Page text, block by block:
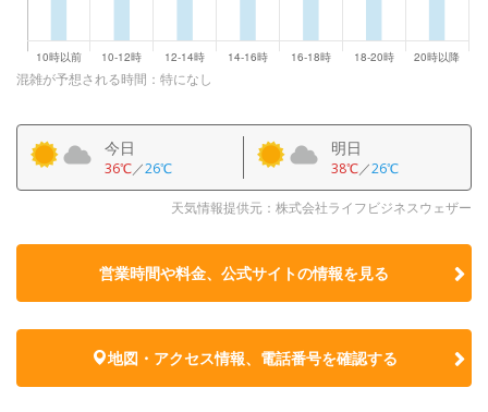
混雑が予想される時間：特になし
今日
36℃／26℃
明日
38℃／26℃
天気情報提供元：株式会社ライフビジネスウェザー
営業時間や料金、公式サイトの情報を見る
地図・アクセス情報、電話番号を確認する